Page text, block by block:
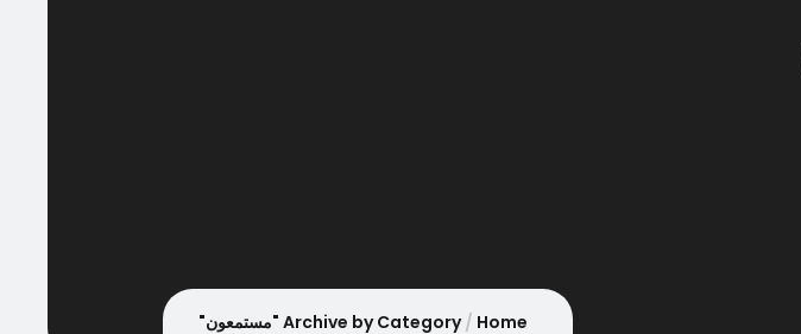
Home Archive by Category "مستمعون"